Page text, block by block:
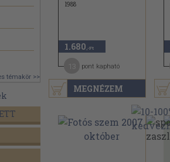
témakör >>
MEGNÉZEM
1988
1.680 ,-Ft
pont kapható